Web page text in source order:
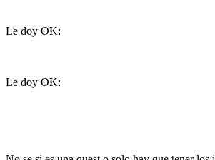
Le doy OK:
Le doy OK: